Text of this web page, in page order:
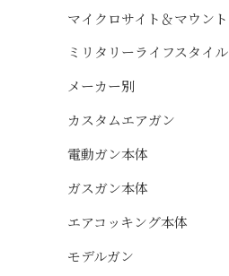
マイクロサイト＆マウント
ミリタリーライフスタイル
メーカー別
カスタムエアガン
電動ガン本体
ガスガン本体
エアコッキング本体
モデルガン